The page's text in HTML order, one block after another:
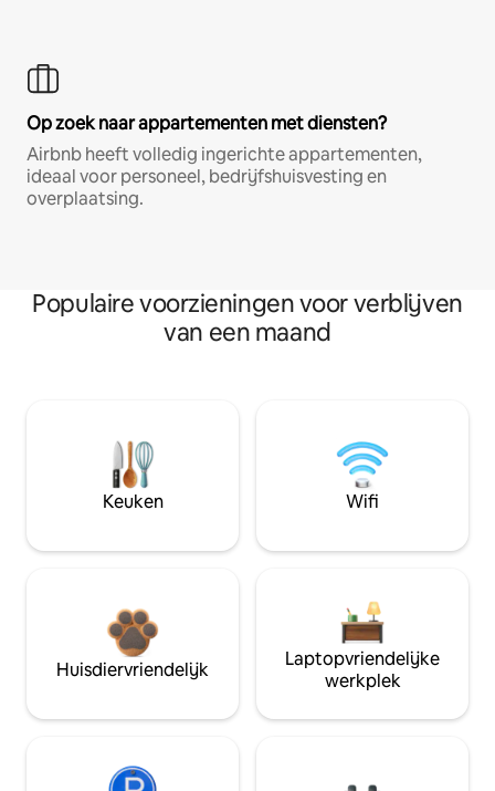
Op zoek naar appartementen met diensten?
Airbnb heeft volledig ingerichte appartementen,
ideaal voor personeel, bedrijfshuisvesting en
overplaatsing.
Populaire voorzieningen voor verblijven
van een maand
Keuken Wifi
Huisdiervriendelijk
Laptopvriendelijke
werkplek